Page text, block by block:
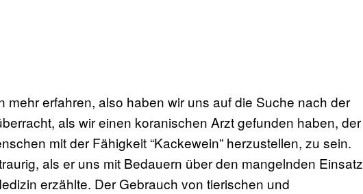
mehr erfahren, also haben wir uns auf die Suche nach der
als wir einen koranischen Arzt gefunden haben, der
mit der Fähigkeit “Kackewein” herzustellen, zu sein.
als er uns mit Bedauern über den mangelnden Einsatz
erzählte. Der Gebrauch von tierischen und